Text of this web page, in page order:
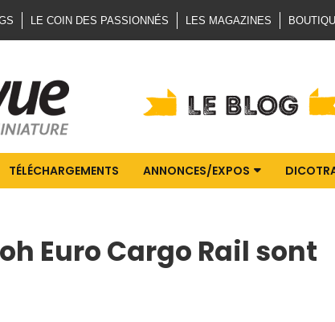
LE COIN DES PASSIONNÉS LES MAGAZINES
TÉLÉCHARGEMENTS ANNONCES/EXPOS
Euro Cargo Rail sont